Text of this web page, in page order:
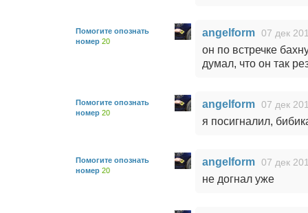
Помогите опознать
номер 20
angelform 07 дек
он по встречке
думал, что он так
Помогите опознать
номер 20
angelform 07 дек
я посигналил,
Помогите опознать
номер 20
angelform 07 дек
не догнал уже